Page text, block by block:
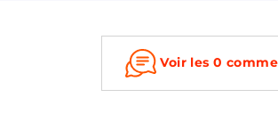
Voir les 0